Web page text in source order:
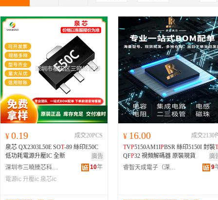
¥ 0.19
成交20PCS
泉芯 QX2303L50E SOT-89 絲印E50C
低功耗電源升壓IC 全新
廣告
深圳市三曉臻芯科技有限公司
10年
電源ic 升壓ic 泉芯ic
¥ 16.00
成交2130
TVP5150AM1IPBSR 絲印5150I 封裝T
QFP32 視頻解碼器 原裝現貨
廣
睿智天成電子（深圳）有限公司
9